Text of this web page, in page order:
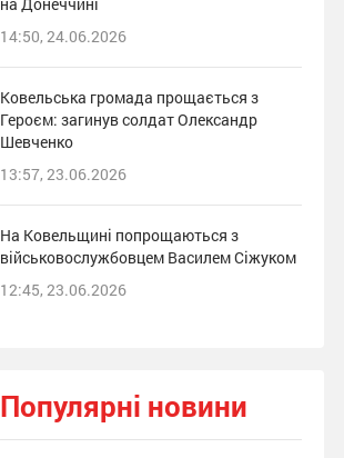
14:50, 24.06.2026
Ковельська громада прощається з
Героєм: загинув солдат Олександр
Шевченко
13:57, 23.06.2026
На Ковельщині попрощаються з
військовослужбовцем Василем Сіжуком
12:45, 23.06.2026
Популярні новини